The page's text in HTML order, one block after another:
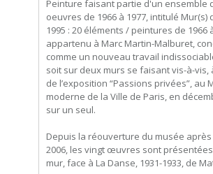
Peinture faisant partie d'un ensemble
oeuvres de 1966 à 1977, intitulé Mur(s)
1995 : 20 éléments / peintures de 1966
appartenu à Marc Martin-Malburet,
comme un nouveau travail
soit sur deux murs se faisant vis-à-vis,
de l’exposition “Passions privées”, au
moderne de la Ville de Paris, en
sur un seul.
Depuis la réouverture du musée
2006, les vingt œuvres sont
mur, face à La Danse, 1931-1933, de